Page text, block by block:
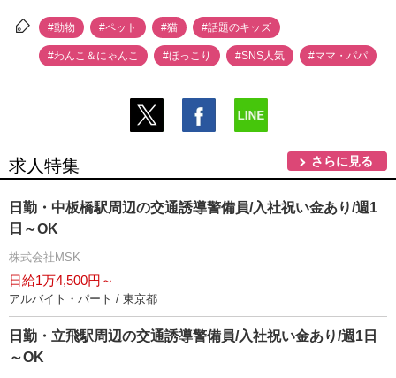
#動物 #ペット #猫 #話題のキッズ
#わんこ＆にゃんこ #ほっこり #SNS人気 #ママ・パパ
求人特集 さらに見る
日勤・中板橋駅周辺の交通誘導警備員/入社祝い金あり/週1
日～OK
株式会社MSK
日給1万4,500円～
アルバイト・パート / 東京都
日勤・立飛駅周辺の交通誘導警備員/入社祝い金あり/週1日
～OK